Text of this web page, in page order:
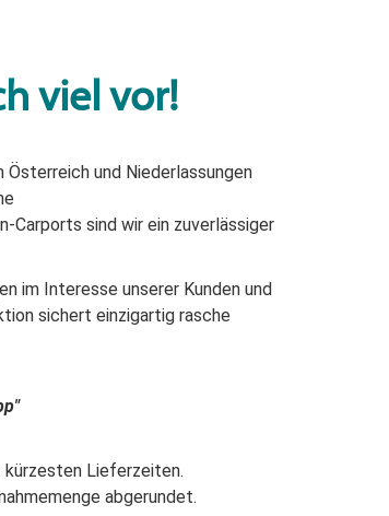
viel vor!
und Niederlassungen
Carports sind wir ein zuverlässiger
im Interesse unserer Kunden und
sichert einzigartig rasche
Lieferzeiten.
abgerundet.